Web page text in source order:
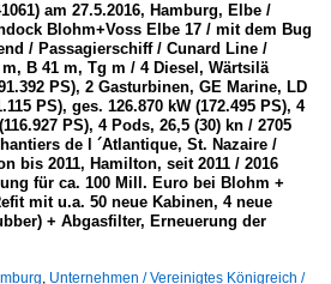
am 27.5.2016, Hamburg, Elbe /
Blohm+Voss Elbe 17 / mit dem Bug
/ Passagierschiff / Cunard Line /
m, B 41 m, Tg m / 4 Diesel, Wärtsilä
PS), 2 Gasturbinen, GE Marine, LD
PS), ges. 126.870 kW (172.495 PS), 4
PS), 4 Pods, 26,5 (30) kn / 2705
de l ´Atlantique, St. Nazaire /
bis 2011, Hamilton, seit 2011 / 2016
für ca. 100 Mill. Euro bei Blohm +
mit u.a. 50 neue Kabinen, 4 neue
+ Abgasfilter, Erneuerung der
, Unternehmen / Vereinigtes Königreich /